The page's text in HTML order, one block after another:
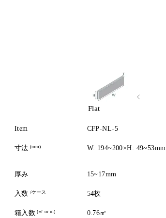
Item
寸法 (mm)
厚み
入数 /ケース
箱入数 (㎡ or m)
Flat
CFP-NL-5
W: 194~200×H: 49~53mm
15~17mm
54枚
0.76㎡